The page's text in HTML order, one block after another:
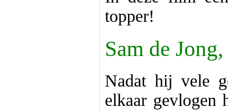
topper!
Sam de Jong,
Nadat hij vele
elkaar gevlogen